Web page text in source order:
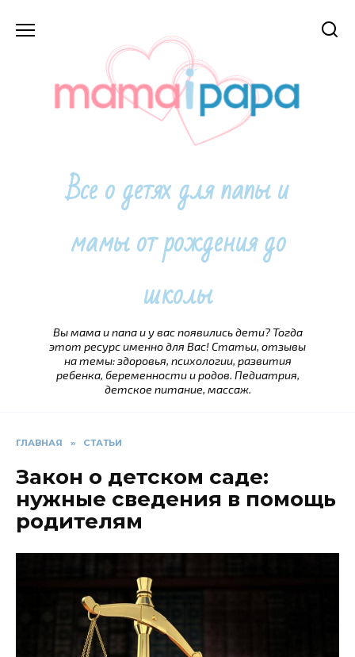
Все о детях для папы и
мамы от рождения до
школы
Вы мама и папа и у вас появились дети? Тогда
этот ресурс именно для Вас! Статьи, отзывы
на темы: здоровья, психологии, развития
ребенка, беременности и родов. Педиатрия,
детское питание, массаж.
ГЛАВНАЯ » СТАТЬИ
Закон о детском саде:
нужные сведения в помощь
родителям